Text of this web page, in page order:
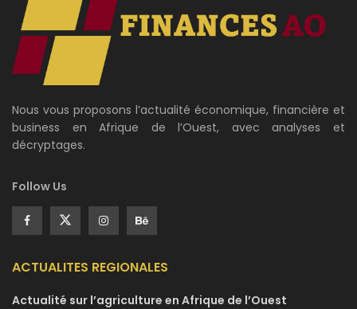
Nous vous proposons l’actualité économique, financière et
business en Afrique de l’Ouest, avec analyses et
décryptages.
Follow Us
ACTUALITES REGIONALES
Actualité sur l’agriculture en Afrique de l’Ouest